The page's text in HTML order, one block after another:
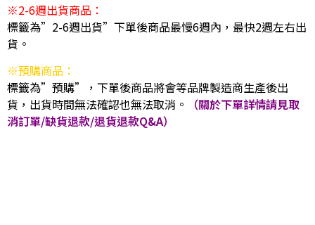
※2-6週出貨商品：
標籤為”2-6週出貨”下單後商品最慢6週內，最快2週左右出
貨。
※預購商品：
標籤為”預購”，下單後商品將會等品牌製造商生產後出
貨，出貨時間無法確認也無法取消。
（關於下單詳情請見取
消訂單/缺貨退款/退貨退款Q&A）